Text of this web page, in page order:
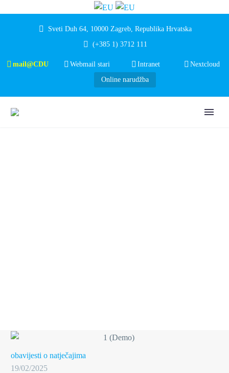
Sveti Duh 64, 10000 Zagreb, Republika Hrvatska
(+385 1) 3712 111
mail@CDU Webmail stari Intranet
Nextcloud
Online narudžba
obavijesti o natječajima
19/02/2025